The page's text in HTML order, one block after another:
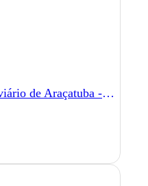
Terminal Rodoviário de Araçatuba - Araçatuba - SP